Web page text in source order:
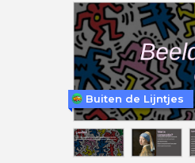
Buiten de Lijntjes